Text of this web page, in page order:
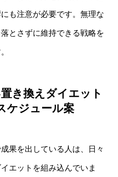
も注意が必要です。無理な
とさずに維持できる戦略を
き換えダイエット
ケジュール案
果を出している人は、日々
エットを組み込んでいま